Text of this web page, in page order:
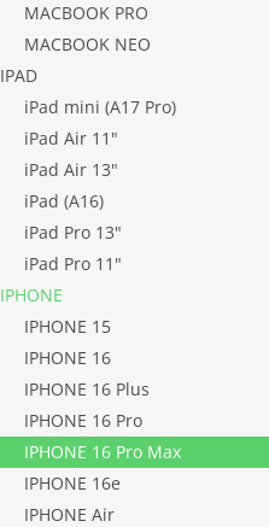
MACBOOK PRO
MACBOOK NEO
IPAD
iPad mini (A17 Pro)
iPad Air 11"
iPad Air 13"
iPad (A16)
iPad Pro 13"
iPad Pro 11"
IPHONE
IPHONE 15
IPHONE 16
IPHONE 16 Plus
IPHONE 16 Pro
IPHONE 16 Pro Max
IPHONE 16e
IPHONE Air